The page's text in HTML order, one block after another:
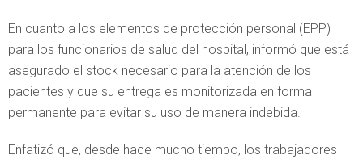
En cuanto a los elementos de protección personal (EPP)
para los funcionarios de salud del hospital, informó que está
asegurado el stock necesario para la atención de los
pacientes y que su entrega es monitorizada en forma
permanente para evitar su uso de manera indebida.
Enfatizó que, desde hace mucho tiempo, los trabajadores